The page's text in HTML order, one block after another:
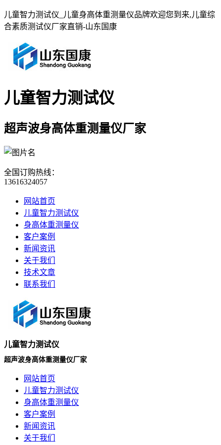
儿童智力测试仪_儿童身高体重测量仪品牌欢迎您到来,儿童综
合素质测试仪厂家直销-山东国康
儿童智力测试仪
超声波身高体重测量仪厂家
全国订购热线：
13616324057
网站首页
儿童智力测试仪
身高体重测量仪
客户案例
新闻资讯
关于我们
技术文章
联系我们
儿童智力测试仪
超声波身高体重测量仪厂家
网站首页
儿童智力测试仪
身高体重测量仪
客户案例
新闻资讯
关于我们